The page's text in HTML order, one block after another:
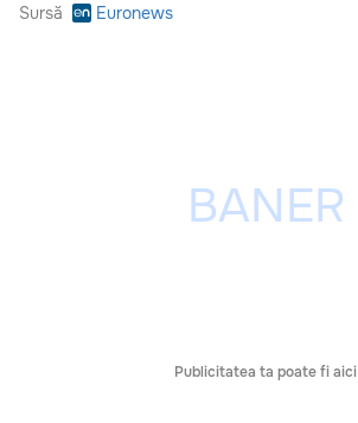
Sursă Euronews
Publicitatea ta poate fi aici